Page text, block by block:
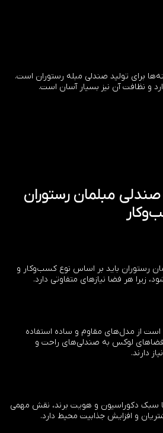
برای تولید صندلی مبله رستوران است.
و نظافت آن نیز بسیار آسان است.
مبلمان رستوران
رستوران باید بر اساس نوع کسب‌وکار و
زیرا هر فضا نیازهای متفاوتی دارد.
است از مدل‌های مقاوم و ساده استفاده
فضاهای لوکس به صندلی‌های راحت و
دارند.
سبک دکوراسیون و هویت برند، نقش مهمی
و افزایش جذابیت محیط دارد.